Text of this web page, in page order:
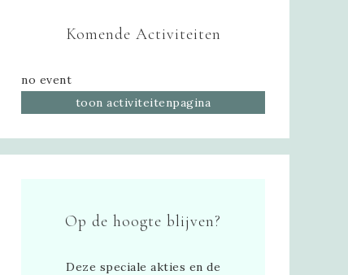
Komende Activiteiten
no event
toon activiteitenpagina
Op de hoogte blijven?
Deze speciale akties en de